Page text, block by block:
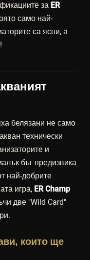
за ER
само най-
са ясни, а
белязани не само
технически
и
бъг предизвика
най-добрите
игра, ER Champ
две "Wild Card"
които ще